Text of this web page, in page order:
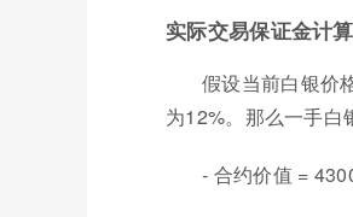
实际交易保证金计
假设当前白银价
为12%。那么一手白
- 合约价值 =